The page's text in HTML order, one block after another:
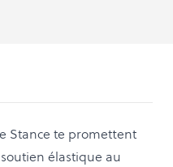
Stance te promettent
élastique au